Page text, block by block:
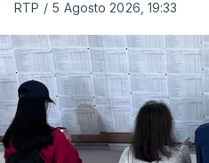
RTP / 5 Agosto 2026, 19:33